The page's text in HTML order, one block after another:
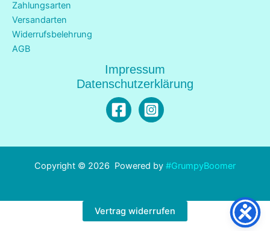
Zahlungsarten
Versandarten
Widerrufsbelehrung
AGB
Impressum
Datenschutzerklärung
Copyright © 2026 Powered by #GrumpyBoomer
Vertrag widerrufen